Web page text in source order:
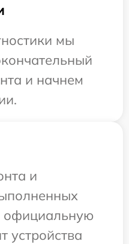
мы
и начнем
и
официальную
устройства